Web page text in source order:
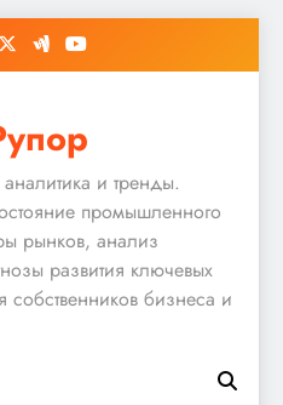
аналитика и тренды.
промышленного
рынков, анализ
развития ключевых
бизнеса и